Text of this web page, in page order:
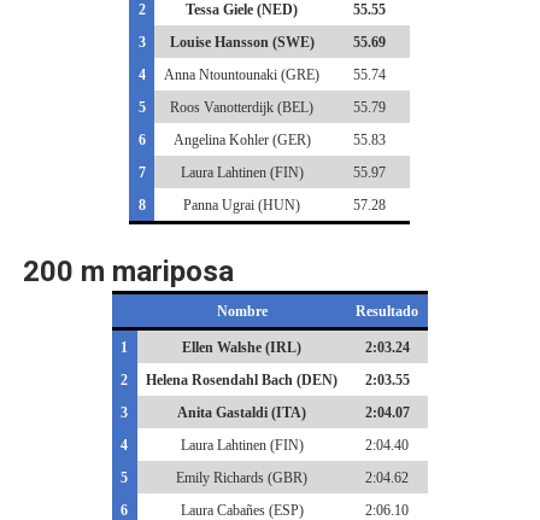
2
Tessa Giele (NED)
55.55
3
Louise Hansson (SWE)
55.69
4
Anna Ntountounaki (GRE)
55.74
5
Roos Vanotterdijk (BEL)
55.79
6
Angelina Kohler (GER)
55.83
7
Laura Lahtinen (FIN)
55.97
8
Panna Ugrai (HUN) 57.28
200 m mariposa
Nombre Resultado
1 Ellen Walshe (IRL)
2:03.24
2
Helena Rosendahl Bach (DEN)
2:03.55
3
Anita Gastaldi (ITA)
2:04.07
4
Laura Lahtinen (FIN)
2:04.40
5
Emily Richards (GBR)
2:04.62
6
Laura Cabañes (ESP)
2:06.10